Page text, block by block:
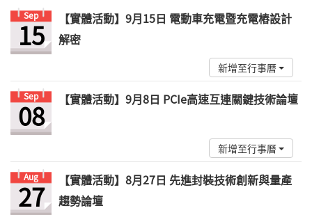
Sep
15
【實體活動】9月15日 電動車充電暨充電樁設計
解密
新增至行事曆
Sep
08 【實體活動】9月8日 PCIe高速互連關鍵技術論壇
新增至行事曆
Aug
27
【實體活動】8月27日 先進封裝技術創新與量產
趨勢論壇